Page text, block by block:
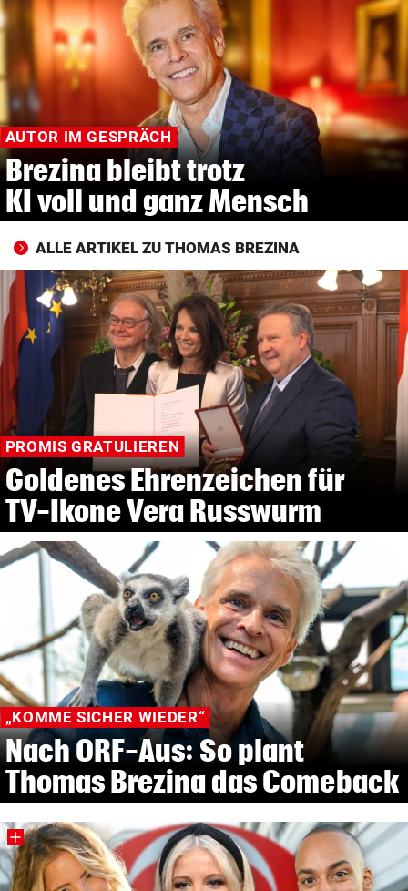
© Krone Multimedia GmbH & Co KG 2026
Muthgasse 2, 1190 Wien
AUTOR IM GESPRÄCH
Brezina bleibt trotz
KI voll und ganz Mensch
ALLE ARTIKEL ZU THOMAS BREZINA
PROMIS GRATULIEREN
Goldenes Ehrenzeichen für
TV-Ikone Vera Russwurm
„KOMME SICHER WIEDER“
Nach ORF-Aus: So plant
Thomas Brezina das Comeback